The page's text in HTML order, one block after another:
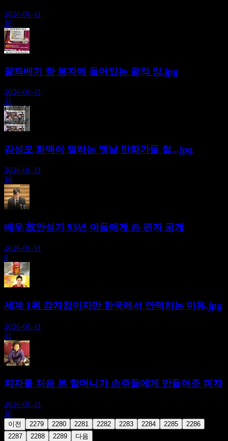
2026-01-11
16
꿀꽈배기 한 봉지에 들어있는 꿀의 양.jpg
2026-01-11
11
김성모 화백이 말하는 옛날 만화가들 썰...jpg
2026-01-11
10
배우 故안성기 93년 아들에게 쓴 편지 공개
2026-01-11
8
세계 1위 감자칩이지만 한국에서 안먹히는 이유.jpg
2026-01-11
11
피자를 처음 본 할머니가 손주들에게 만들어준 피자
2026-01-11
10
이전 2279 2280 2281 2282 2283 2284 2285
2286
2287
2288 2289 다음